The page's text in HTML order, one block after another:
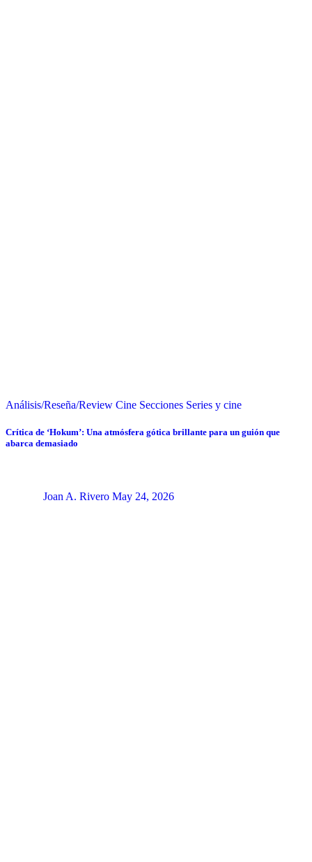
Análisis/Reseña/Review Cine Secciones Series y cine
Crítica de ‘Hokum’: Una atmósfera gótica brillante para un guión que
abarca demasiado
Joan A. Rivero May 24, 2026